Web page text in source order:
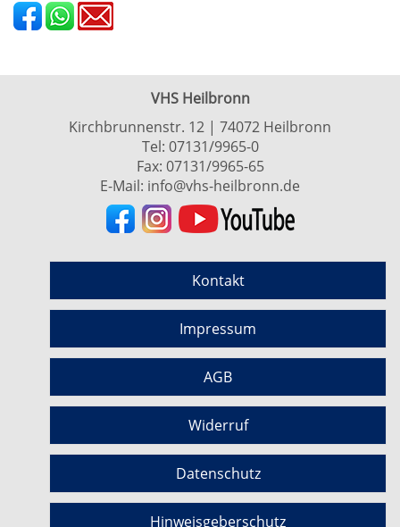
VHS Heilbronn
Kirchbrunnenstr. 12 | 74072 Heilbronn
Tel: 07131/9965-0
Fax: 07131/9965-65
E-Mail: info@vhs-heilbronn.de
Kontakt
Impressum
AGB
Widerruf
Datenschutz
Hinweisgeberschutz